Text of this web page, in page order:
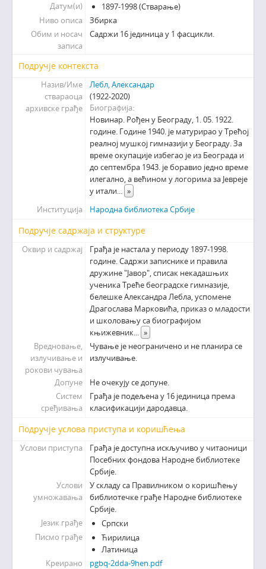
Датум(и)
1897-1998 (Стварање)
Ниво описа
Збирка
Обим и носач
записа
Садржи 16 јединица у 1 фасцикли.
Подручје контекста
Назив/Име
ствараоца
архивске грађе
Лебл, Александар
(1922-2020)
Биографија
Новинар. Рођен у Београду, 1. 05. 1922.
године. Године 1940. је матурирао у Трећој
реалној мушкој гимназији у Београду. За
време окупације избегао је из Београда и
до септембра 1943. је боравио једно време
илегално, а већином у логорима за Јевреје
у итали... »
Институција
Народна библиотека Србије
Подручје садржаја и структуре
Оквир и садржај
Грађа је настала у периоду 1897-1998.
године. Садржи записнике и правила
дружине "Јавор", списак некадашњих
ученика Треће београдске гимназије,
белешке Александра Лебла, успомене
Драгослава Марковића, приказ о младости
и школовању са биографијом
књижевник... »
Вредновање,
излучивање и
рокови чувања
Чување је неограничено и не планира се
излучивање.
Допуне
Не очекују се допуне.
Систем
сређивања
Грађа је подељена у 16 јединица према
класификацији дародавца.
Подручје услова приступа и коришћења
Услови приступа
Грађа је доступна искључиво у читаоници
Посебних фондова Народне библиотеке
Србије.
Услови
умножавања
У складу са Правилником о коришћењу
библиотечке грађе Народне библиотеке
Србије.
Језик грађе
Српски
Писмо грађе
Ћирилица
Латиница
Креирано
pgbq-2dda-9hen.pdf